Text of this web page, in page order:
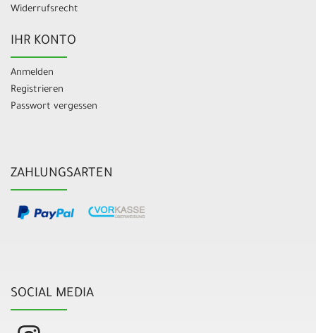
Widerrufsrecht
IHR KONTO
Anmelden
Registrieren
Passwort vergessen
ZAHLUNGSARTEN
SOCIAL MEDIA